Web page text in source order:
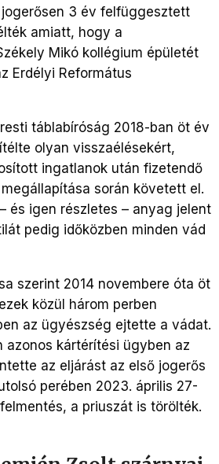
3 év felfüggesztett
amiatt, hogy a
Mikó kollégium épületét
Erdélyi Református
táblabíróság 2018-ban öt év
olyan visszaélésekért,
ingatlanok után fizetendő
során követett el.
és igen részletes – anyag jelent
pedig időközben minden vád
szerint 2014 novembere óta öt
közül három perben
az ügyészség ejtette a vádat.
azonos kártérítési ügyben az
az eljárást az első jogerős
perében 2023. április 27-
a priuszát is törölték.